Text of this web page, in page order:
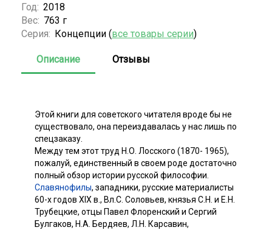
Год: 2018
Вес: 763 г
Серия: Концепции (все товары серии)
Описание Отзывы
Этой книги для советского читателя вроде бы не
существовало, она переиздавалась у нас лишь по
спецзаказу.
Между тем этот труд Н.О. Лосского (1870- 1965),
пожалуй, единственный в своем роде достаточно
полный обзор истории русской философии.
Славянофилы, западники, русские материалисты
60-х годов XIX в., Вл.С. Соловьев, князья С.Н. и Е.Н.
Трубецкие, отцы Павел Флоренский и Сергий
Булгаков, Н.А. Бердяев, Л.Н. Карсавин,